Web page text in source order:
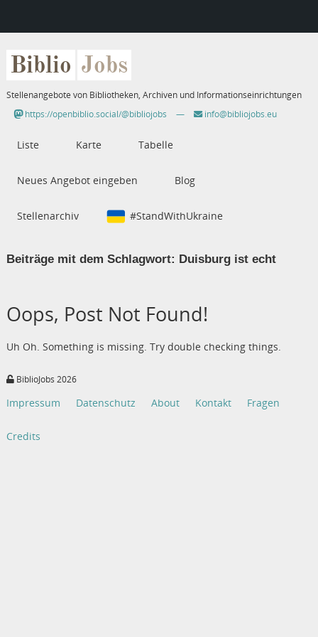
Biblio Jobs
Stellenangebote von Bibliotheken, Archiven und Informationseinrichtungen
https://openbiblio.social/@bibliojobs
— info@bibliojobs.eu
Liste Karte Tabelle
Neues Angebot eingeben Blog
Stellenarchiv #StandWithUkraine
Beiträge mit dem Schlagwort: Duisburg ist echt
Oops, Post Not Found!
Uh Oh. Something is missing. Try double checking things.
BiblioJobs 2026
Impressum Datenschutz About Kontakt Fragen
Credits